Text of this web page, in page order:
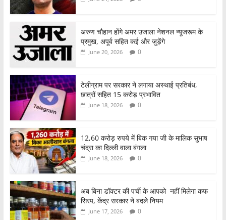
अरुण चौहान होंगे अमर उजाला नेशनल न्यूजरूम के
प्रमुख, अपूर्व सहित कई और जुड़ेंगे
June 20, 2026 0
टेलीग्राम पर सरकार ने लगाया अस्थाई प्रतिबंध,
छात्रों सहित 15 करोड़ प्रभावित
June 18, 2026 0
12,60 करोड़ रुपये में बिक गया जी के मालिक सुभाष
चंद्रा का दिल्ली वाला बंगला
June 18, 2026 0
अब बिना डॉक्टर की पर्ची के आपको नहीं मिलेगा कफ
सिरप, केंद्र सरकार ने बदले नियम
June 17, 2026 0